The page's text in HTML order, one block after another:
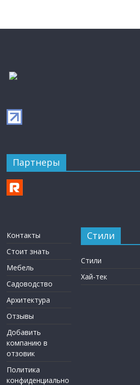
Партнеры
Контакты
Стоит знать
Мебель
Садоводство
Архитектура
Отзывы
Добавить
компанию в
отзовик
Политика
конфиденциально
Стили
Стили
Хай-тек